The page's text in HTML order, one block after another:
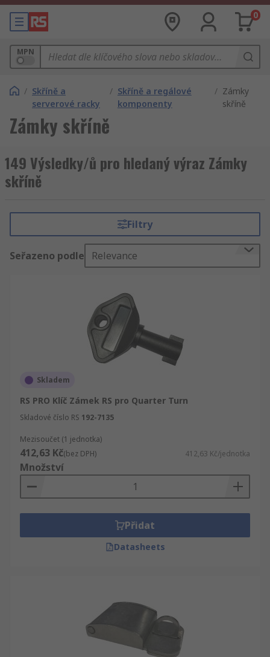
0
MPN
/ Skříně a
serverové racky
/ Skříně a regálové
komponenty
/ Zámky
skříně
Zámky skříně
149 Výsledky/ů pro hledaný výraz Zámky
skříně
Filtry
Seřazeno podle Relevance
Skladem
RS PRO Klíč Zámek RS pro Quarter Turn
Skladové číslo RS 192-7135
Mezisoučet (1 jednotka)
412,63 Kč(bez DPH) 412,63 Kč/jednotka
Množství
Přidat
Datasheets